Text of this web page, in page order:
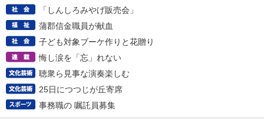
「しんしろみやげ販売会」
蒲郡信金職員が献血
子ども対象ブーケ作りと花贈り
悔し涙を「忘」れない
聴衆ら見事な演奏楽しむ
25日につつじが丘寄席
事務職の 嘱託員募集